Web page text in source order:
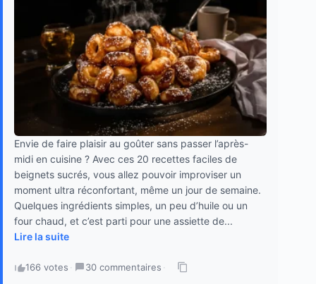
Envie de faire plaisir au goûter sans passer l’après-
midi en cuisine ? Avec ces 20 recettes faciles de
beignets sucrés, vous allez pouvoir improviser un
moment ultra réconfortant, même un jour de semaine.
Quelques ingrédients simples, un peu d’huile ou un
four chaud, et c’est parti pour une assiette de...
Lire la suite
166 votes · 30 commentaires ·